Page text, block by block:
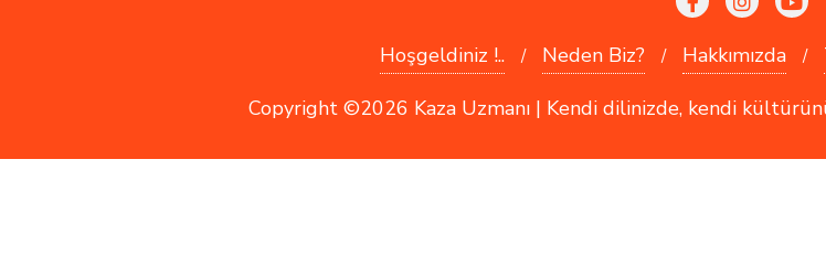
Hoşgeldiniz !.. Neden Biz? Hakkımızda
Copyright ©2026 Kaza Uzmanı | Kendi dilinizde, kendi